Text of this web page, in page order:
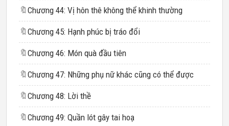
🔖 Chương 44: Vị hôn thê không thể khinh thường
🔖 Chương 45: Hạnh phúc bị tráo đổi
🔖 Chương 46: Món quà đầu tiên
🔖 Chương 47: Những phụ nữ khác cũng có thể được
🔖 Chương 48: Lời thề
🔖 Chương 49: Quần lót gây tai hoạ